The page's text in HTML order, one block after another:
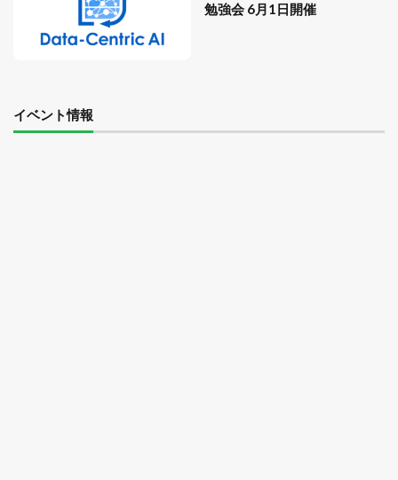
勉強会 6月1日開催
イベント情報